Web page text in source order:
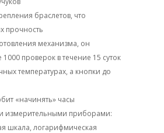
браслетов, что
прочность
механизма, он
проверок в течение 15 суток
температурах, а кнопки до
«начинять» часы
измерительными приборами:
шкала, логарифмическая